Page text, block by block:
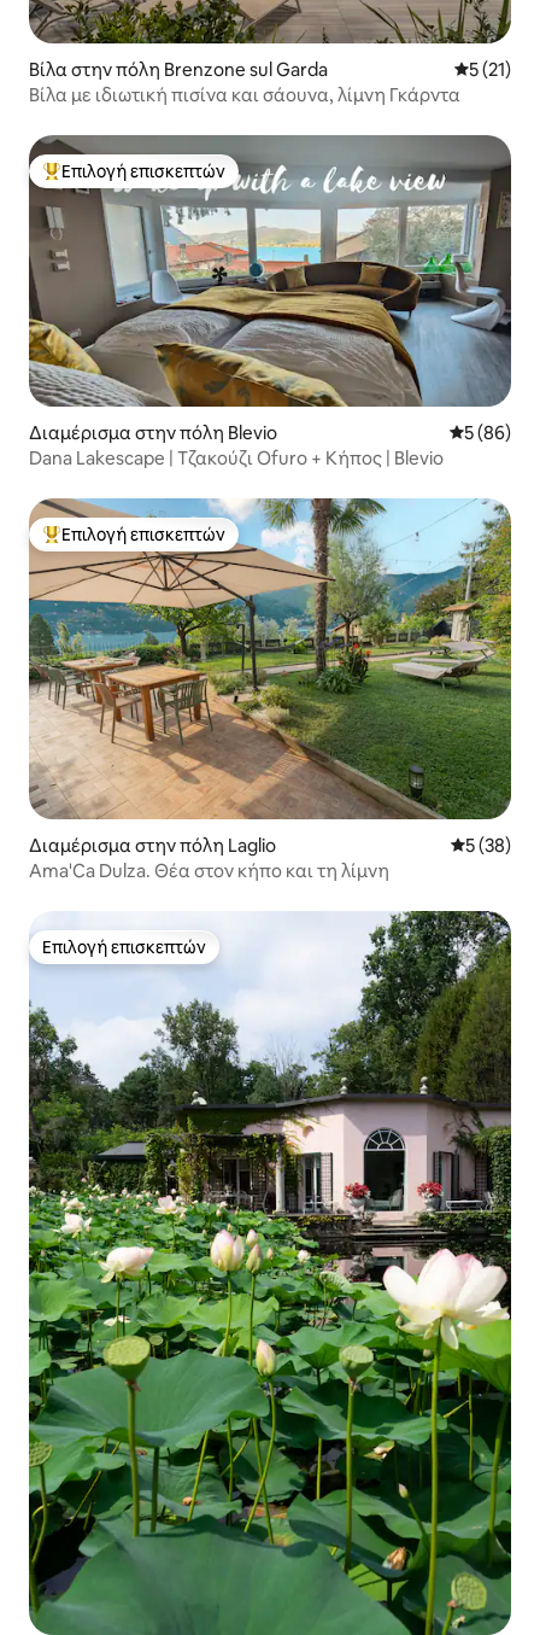
Βίλα στην πόλη Brenzone sul Garda Μέση
5 (21)
Βίλα με ιδιωτική πισίνα και σάουνα, λίμνη Γκάρντα
Κορυφαία επιλογή επισκεπτών
Επιλογή επισκεπτών
Διαμέρισμα στην πόλη Blevio Μέση
5 (86)
Dana Lakescape | Τζακούζι Ofuro + Κήπος | Blevio
Κορυφαία επιλογή επισκεπτών
Επιλογή επισκεπτών
Διαμέρισμα στην πόλη Laglio Μέση
5 (38)
Ama'Ca Dulza. Θέα στον κήπο και τη λίμνη
Επιλογή επισκεπτών
Επιλογή επισκεπτών